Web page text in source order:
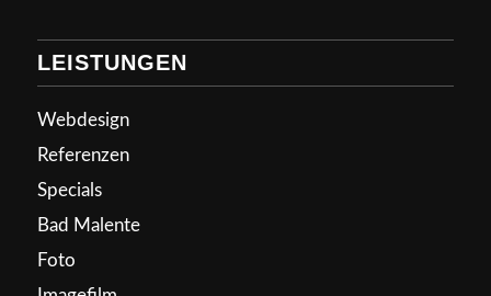
LEISTUNGEN
Webdesign
Referenzen
Specials
Bad Malente
Foto